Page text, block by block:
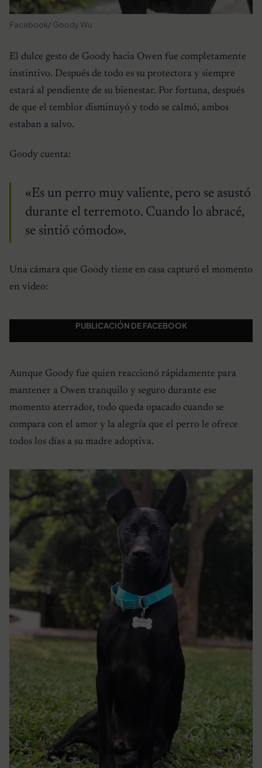
Facebook/ Goody Wu
El dulce gesto de Goody hacia Owen fue completamente
instintivo. Después de todo es su protectora y siempre
estará al pendiente de su bienestar. Por fortuna, después
de que el temblor disminuyó y todo se calmó, ambos
estaban a salvo.
Goody cuenta:
«Es un perro muy valiente, pero se asustó
durante el terremoto. Cuando lo abracé,
se sintió cómodo».
Una cámara que Goody tiene en casa capturó el momento
en video:
PUBLICACIÓN DE FACEBOOK
Aunque Goody fue quien reaccionó rápidamente para
mantener a Owen tranquilo y seguro durante ese
momento aterrador, todo queda opacado cuando se
compara con el amor y la alegría que el perro le ofrece
todos los días a su madre adoptiva.